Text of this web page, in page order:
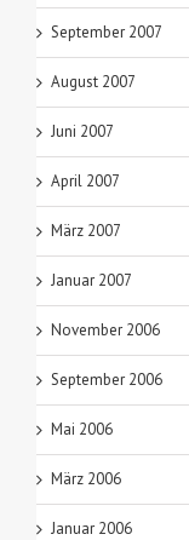
September 2007
August 2007
Juni 2007
April 2007
März 2007
Januar 2007
November 2006
September 2006
Mai 2006
März 2006
Januar 2006